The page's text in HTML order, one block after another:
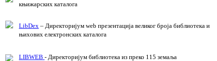
књижарских каталога
LibDex – Директоријум web презентација великог броја библиотека и
њихових електронских каталога
LIBWEB - Директоријум библиотека из преко 115 земаља